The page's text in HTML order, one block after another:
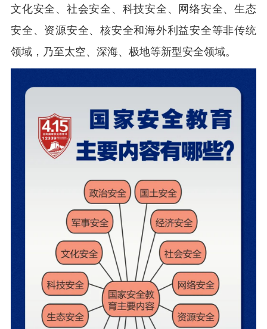
文化安全、社会安全、科技安全、网络安全、生态
安全、资源安全、核安全和海外利益安全等非传统
领域，乃至太空、深海、极地等新型安全领域。